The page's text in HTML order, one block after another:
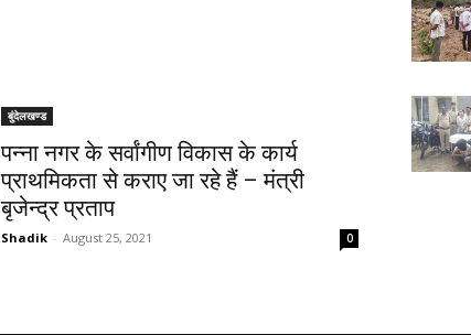
बुंदेलखण्ड
पन्ना नगर के सर्वांगीण विकास के कार्य
प्राथमिकता से कराए जा रहे हैं – मंत्री
बृजेन्द्र प्रताप
Shadik - August 25, 2021 0